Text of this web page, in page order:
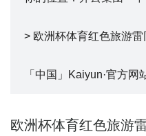
> 欧洲杯体育红色旅游
「中国」Kaiyun·官方网
欧洲杯体育红色旅游